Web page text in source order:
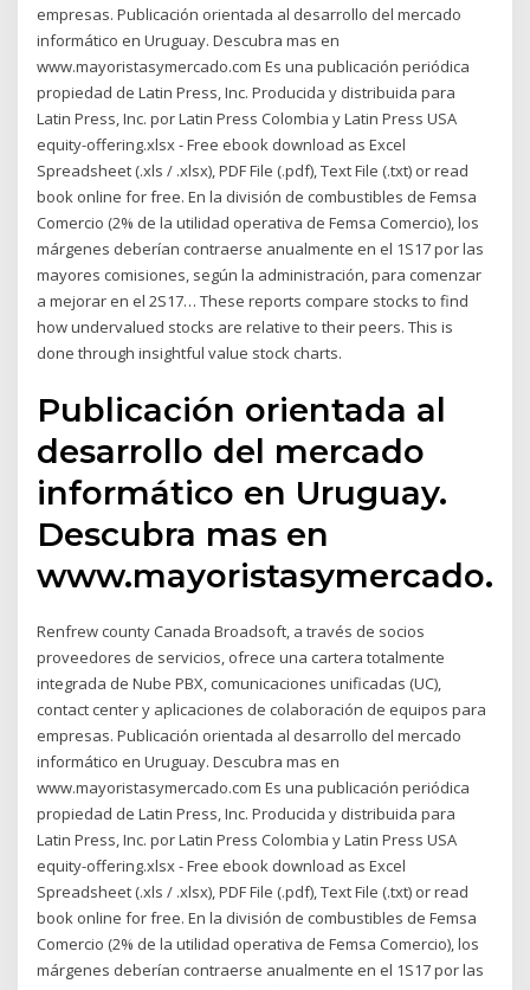
empresas. Publicación orientada al desarrollo del mercado
informático en Uruguay. Descubra mas en
www.mayoristasymercado.com Es una publicación periódica
propiedad de Latin Press, Inc. Producida y distribuida para
Latin Press, Inc. por Latin Press Colombia y Latin Press USA
equity-offering.xlsx - Free ebook download as Excel
Spreadsheet (.xls / .xlsx), PDF File (.pdf), Text File (.txt) or read
book online for free. En la división de combustibles de Femsa
Comercio (2% de la utilidad operativa de Femsa Comercio), los
márgenes deberían contraerse anualmente en el 1S17 por las
mayores comisiones, según la administración, para comenzar
a mejorar en el 2S17… These reports compare stocks to find
how undervalued stocks are relative to their peers. This is
done through insightful value stock charts.
Publicación orientada al
desarrollo del mercado
informático en Uruguay.
Descubra mas en
Renfrew county Canada Broadsoft, a través de socios
proveedores de servicios, ofrece una cartera totalmente
integrada de Nube PBX, comunicaciones unificadas (UC),
contact center y aplicaciones de colaboración de equipos para
empresas. Publicación orientada al desarrollo del mercado
informático en Uruguay. Descubra mas en
www.mayoristasymercado.com Es una publicación periódica
propiedad de Latin Press, Inc. Producida y distribuida para
Latin Press, Inc. por Latin Press Colombia y Latin Press USA
equity-offering.xlsx - Free ebook download as Excel
Spreadsheet (.xls / .xlsx), PDF File (.pdf), Text File (.txt) or read
book online for free. En la división de combustibles de Femsa
Comercio (2% de la utilidad operativa de Femsa Comercio), los
márgenes deberían contraerse anualmente en el 1S17 por las